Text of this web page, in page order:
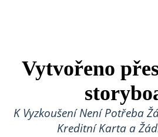
Vytvořeno
K Vyzkoušení Není Potřeba
Kreditní Karta a